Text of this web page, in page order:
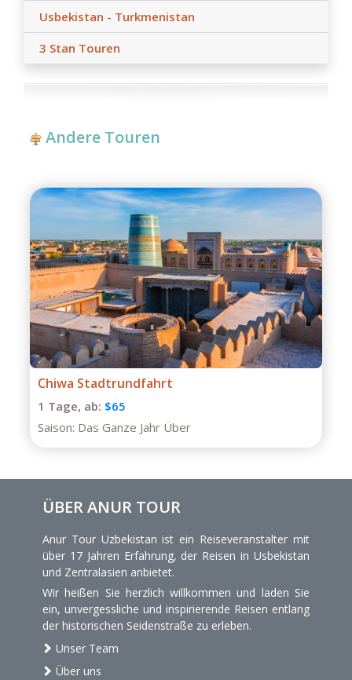
Usbekistan - Turkmenistan
3 Stan Touren
Andere Touren
Private Tour durch Buchara
1 Tage,ab:
Saison:Das Ganze Jahr
ÜBER ANUR TOUR
Anur Tour Uzbekistan ist ein Reiseveranstalter mit
über 17 Jahren Erfahrung, der Reisen in Usbekistan
und Zentralasien anbietet.
Wir heißen Sie herzlich willkommen und laden Sie
ein, unvergessliche und inspirierende Reisen entlang
der historischen Seidenstraße zu erleben.
Unser Team
Über uns